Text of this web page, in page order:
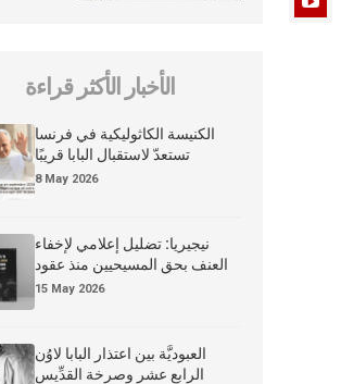
الأخبار الأكثر قراءة
الكنيسة الكاثوليكية في فرنسا
تستعدّ لاستقبال البابا قريبًا
8 May 2026
نيجيريا: تضليل إعلامي لإخفاء
العنف بحق المسيحيين منذ عقود
15 May 2026
العبوديَّة بين اعتذار البابا لاوُن
الرابع عشر وصرخة القدِّيس